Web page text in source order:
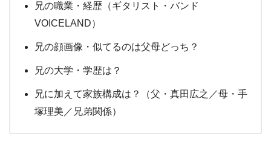
兄の職業・経歴（ギタリスト・バンド
VOICELAND）
兄の顔画像・似てるのは父母どっち？
兄の大学・学歴は？
兄に加えて家族構成は？（父・真田広之／母・手
塚理美／兄弟関係）